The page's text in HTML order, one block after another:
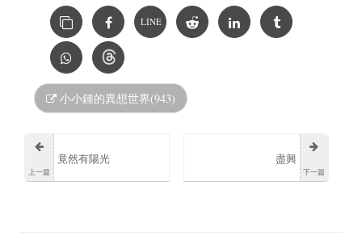
LINE
小小鍾的異想世界(943)
上一篇
竟然有陽光
下一篇
盡興